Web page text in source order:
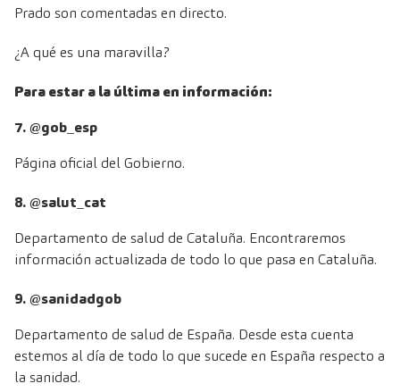
Prado son comentadas en directo.
¿A qué es una maravilla?
Para estar a la última en información:
7. @gob_esp
Página oficial del Gobierno.
8. @salut_cat
Departamento de salud de Cataluña. Encontraremos
información actualizada de todo lo que pasa en Cataluña.
9. @sanidadgob
Departamento de salud de España. Desde esta cuenta
estemos al día de todo lo que sucede en España respecto a
la sanidad.